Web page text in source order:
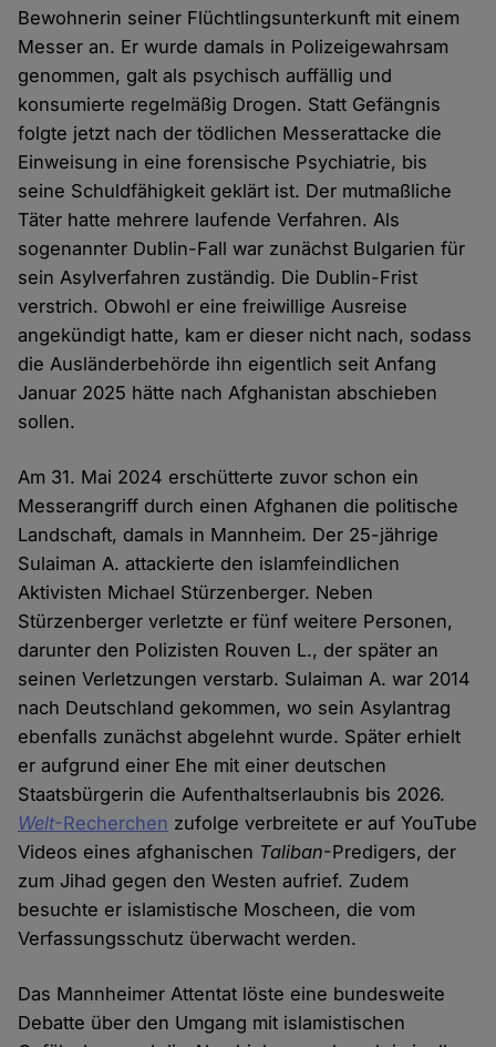
Bewohnerin seiner Flüchtlingsunterkunft mit einem
Messer an. Er wurde damals in Polizeigewahrsam
genommen, galt als psychisch auffällig und
konsumierte regelmäßig Drogen. Statt Gefängnis
folgte jetzt nach der tödlichen Messerattacke die
Einweisung in eine forensische Psychiatrie, bis
seine Schuldfähigkeit geklärt ist. Der mutmaßliche
Täter hatte mehrere laufende Verfahren. Als
sogenannter Dublin-Fall war zunächst Bulgarien für
sein Asylverfahren zuständig. Die Dublin-Frist
verstrich. Obwohl er eine freiwillige Ausreise
angekündigt hatte, kam er dieser nicht nach, sodass
die Ausländerbehörde ihn eigentlich seit Anfang
Januar 2025 hätte nach Afghanistan abschieben
sollen.
Am 31. Mai 2024 erschütterte zuvor schon ein
Messerangriff durch einen Afghanen die politische
Landschaft, damals in Mannheim. Der 25-jährige
Sulaiman A. attackierte den islamfeindlichen
Aktivisten Michael Stürzenberger. Neben
Stürzenberger verletzte er fünf weitere Personen,
darunter den Polizisten Rouven L., der später an
seinen Verletzungen verstarb. Sulaiman A. war 2014
nach Deutschland gekommen, wo sein Asylantrag
ebenfalls zunächst abgelehnt wurde. Später erhielt
er aufgrund einer Ehe mit einer deutschen
Staatsbürgerin die Aufenthaltserlaubnis bis 2026.
Welt-Recherchen zufolge verbreitete er auf YouTube
Videos eines afghanischen Taliban-Predigers, der
zum Jihad gegen den Westen aufrief. Zudem
besuchte er islamistische Moscheen, die vom
Verfassungsschutz überwacht werden.
Das Mannheimer Attentat löste eine bundesweite
Debatte über den Umgang mit islamistischen